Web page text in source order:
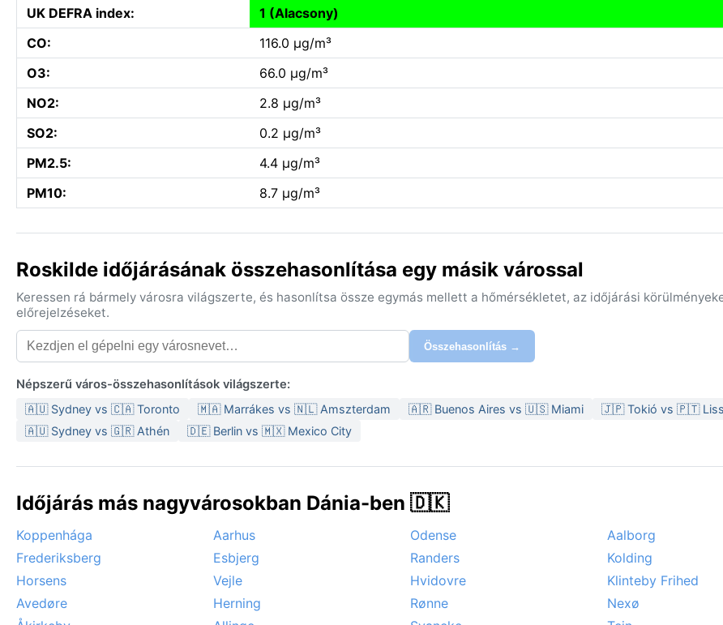
UK DEFRA index:
1 (Alacsony)
CO:
116.0 µg/m³
O3:
66.0 µg/m³
NO2:
2.8 µg/m³
SO2:
0.2 µg/m³
PM2.5:
4.4 µg/m³
PM10:
8.7 µg/m³
Roskilde időjárásának összehasonlítása egy másik várossal
Keressen rá bármely városra világszerte, és hasonlítsa össze egymás mellett a hőmérsékletet, az időjárási
előrejelzéseket.
Összehasonlítás →
Népszerű város-összehasonlítások világszerte:
🇦🇺 Sydney vs 🇨🇦 Toronto 🇲🇦 Marrákes vs 🇳🇱 Amszterdam 🇦🇷 Buenos Aires vs 🇺🇸 Miami
🇯🇵 Tokió vs 🇵🇹
🇦🇺 Sydney vs 🇬🇷 Athén
🇩🇪 Berlin vs 🇲🇽 Mexico City
Időjárás más nagyvárosokban Dánia-ben 🇩🇰
Koppenhága Aarhus Odense
Aalborg
Frederiksberg
Esbjerg Randers
Kolding
Horsens
Vejle Hvidovre
Klinteby Frihed
Avedøre
Herning Rønne
Nexø